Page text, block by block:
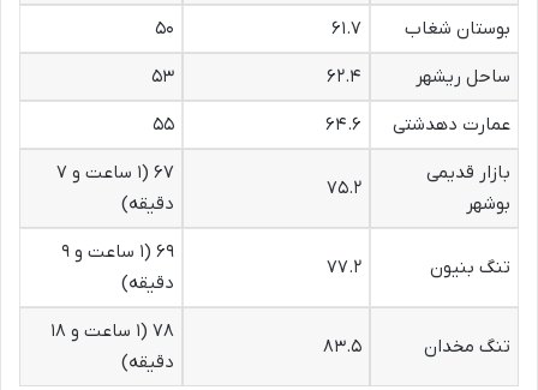
بوستان شغاب ۶۱.۷
۵۰
ساحل ریشهر
۶۲.۴
۵۳
عمارت دهدشتی
۶۴.۶
۵۵
بازار قدیمی
بوشهر
۷۵.۲
۶۷ (۱ ساعت و ۷
دقیقه)
تنگ بنیون ۷۷.۲
۶۹ (۱ ساعت و ۹
دقیقه)
تنگ مخدان ۸۳.۵
۷۸ (۱ ساعت و ۱۸
دقیقه)